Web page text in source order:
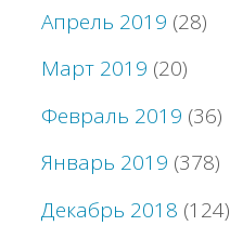
Апрель 2019 (28)
Март 2019 (20)
Февраль 2019 (36)
Январь 2019 (378)
Декабрь 2018 (124)